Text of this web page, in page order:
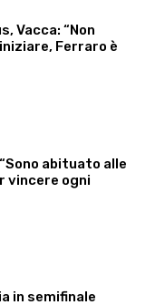
Vacca: “Non
Ferraro è
abituato alle
vincere ogni
in semifinale